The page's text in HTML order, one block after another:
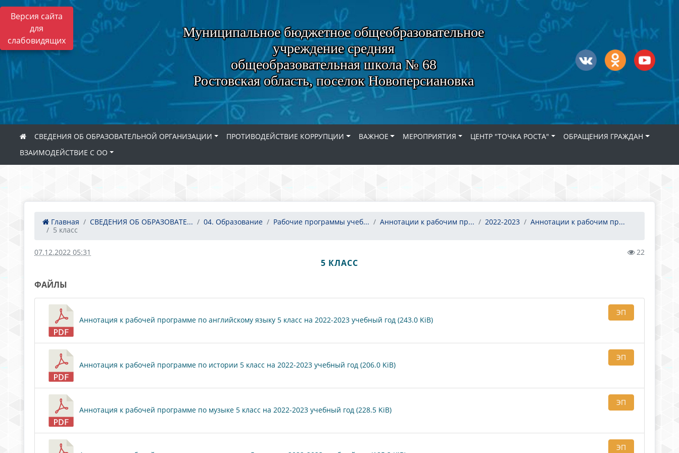
Версия сайта
для
слабовидящих
Муниципальное бюджетное общеобразовательное
учреждение средняя
общеобразовательная школа № 68
Ростовская область, поселок Новоперсиановка
СВЕДЕНИЯ ОБ ОБРАЗОВАТЕЛЬНОЙ ОРГАНИЗАЦИИ ПРОТИВОДЕЙСТВИЕ КОРРУПЦИИ ВАЖНОЕ МЕРОПРИЯТИЯ ЦЕНТР "ТОЧКА РОСТА"
ОБРАЩЕНИЯ ГРАЖДАН
ВЗАИМОДЕЙСТВИЕ С ОО
Главная СВЕДЕНИЯ ОБ ОБРАЗОВАТЕ... 04. Образование Рабочие программы учеб... Аннотации к рабочим пр... 2022-2023
Аннотации к рабочим пр...
5 класс
07.12.2022 05:31 22
5 КЛАСС
ФАЙЛЫ
Аннотация к рабочей программе по английскому языку 5 класс на 2022-2023 учебный год (243.0 KiB)
ЭП
Аннотация к рабочей программе по истории 5 класс на 2022-2023 учебный год (206.0 KiB)
ЭП
Аннотация к рабочей программе по музыке 5 класс на 2022-2023 учебный год (228.5 KiB)
ЭП
ЭП